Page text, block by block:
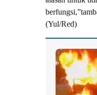
(Yul/Red)